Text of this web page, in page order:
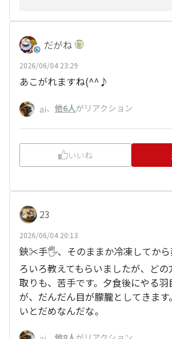
だがね
2026/06/04 23:29
あこがれますね(^^♪
ai、 他6人がリアクション
いいね
23
2026/06/04 20:13
鋏✂️手🖐️、そのままか冷凍してから
ろいろ教えてもらいましたが、ど
取りも、苦手です。夕食後にやる
が、だんだん目が朦朧としてきま
いとだめなんだな。